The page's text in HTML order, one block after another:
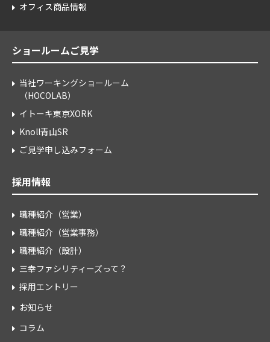
オフィス商品情報
ショールームご見学
当社ワーキングショールーム
（HOCOLAB）
イトーキ東京XORK
Knoll青山SR
ご見学申し込みフォーム
採用情報
職種紹介（営業）
職種紹介（営業事務）
職種紹介（設計）
三幸ファシリティーズって？
採用エントリー
お知らせ
コラム